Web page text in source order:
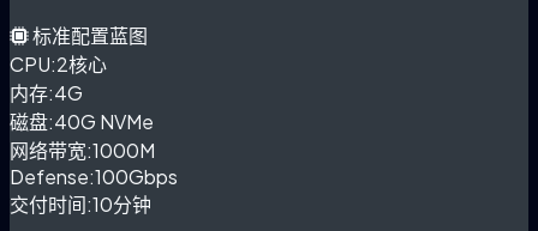
标准配置蓝图
CPU:2核心
内存:4G
磁盘:40G NVMe
网络带宽:1000M
Defense:100Gbps
交付时间:10分钟